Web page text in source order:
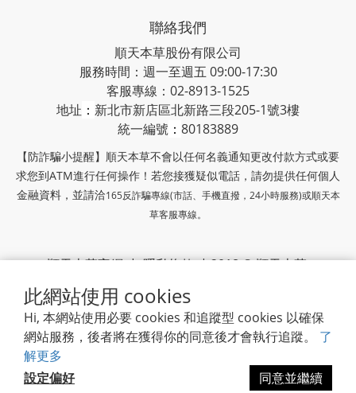
此網站使用 cookies
Hi, 本網站使用必要 cookies 和追蹤型 cookies 以確保
網站服務，後者將在獲得你的同意後才會執行追蹤。 了
解更多
設定偏好
同意並繼續
聯絡我們
順天本草股份有限公司
服務時間：週一至週五 09:00-17:30
客服專線：02-8913-1525
地址 ： 新北市新店區北新路三段205-1號3樓
統一編號 ： 80183889
【防詐騙小提醒】順天本草不會以任何名義通知更改付款方式或要
求您到ATM進行任何操作！若您接獲疑似電話，請勿提供任何個人
金融資料，並請洽165反詐騙專線(市話、手機直撥，24小時服務)或順天本
草客服專線。
順天本草官網|隱私條款| 2018 © 順天本草
順天堂集團